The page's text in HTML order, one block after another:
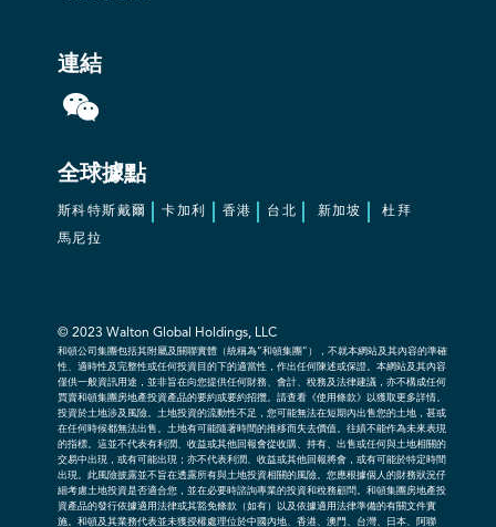
連結
全球據點
斯科特斯戴爾 卡加利 香港 台北 新加坡 杜拜
馬尼拉
© 2023 Walton Global Holdings, LLC
和頓公司集團包括其附屬及關聯實體（統稱為“和頓集團”），不就本網站及其內容的準確
性、適時性及完整性或任何投資目的下的適當性，作出任何陳述或保證。本網站及其內容
僅供一般資訊用途，並非旨在向您提供任何財務、會計、稅務及法律建議，亦不構成任何
買賣和頓集團房地產投資產品的要約或要約招攬。請查看《使用條款》以獲取更多詳情。
投資於土地涉及風險。土地投資的流動性不足，您可能無法在短期內出售您的土地，甚或
在任何時候都無法出售。土地有可能隨著時間的推移而失去價值。往績不能作為未來表現
的指標。這並不代表有利潤、收益或其他回報會從收購、持有、出售或任何與土地相關的
交易中出現，或有可能出現；亦不代表利潤、收益或其他回報將會，或有可能於特定時間
出現。此風險披露並不旨在透露所有與土地投資相關的風險。您應根據個人的財務狀況仔
細考慮土地投資是否適合您，並在必要時諮詢專業的投資和稅務顧問。和頓集團房地產投
資產品的發行依據適用法律或其豁免條款（如有）以及依據適用法律準備的有關文件實
施。和頓及其業務代表並未獲授權處理位於中國內地、香港、澳門、台灣、日本、阿聯